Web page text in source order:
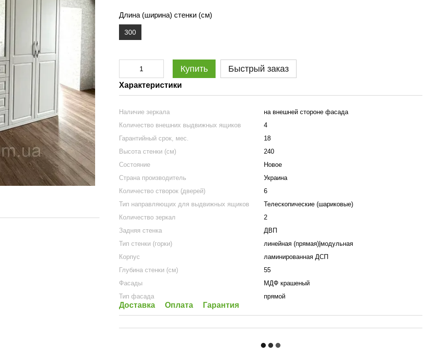
Длина (ширина) стенки (см)
300
Купить Быстрый заказ
Характеристики
Наличие зеркала
на внешней стороне фасада
Количество внешних выдвижных ящиков
4
Гарантийный срок, мес.
18
Высота стенки (см)
240
Состояние
Новое
Страна производитель
Украина
Количество створок (дверей)
6
Тип направляющих для выдвижных ящиков
Телескопические (шариковые)
Количество зеркал
2
Задняя стенка
ДВП
Тип стенки (горки)
линейная (прямая)|модульная
Корпус
ламинированная ДСП
Глубина стенки (см)
55
Фасады
МДФ крашеный
Тип фасада
прямой
Доставка Оплата Гарантия